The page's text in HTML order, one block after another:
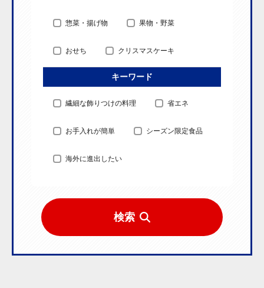
惣菜・揚げ物 果物・野菜
おせち クリスマスケーキ
キーワード
繊細な飾りつけの料理 省エネ
お手入れが簡単 シーズン限定食品
海外に進出したい
検索